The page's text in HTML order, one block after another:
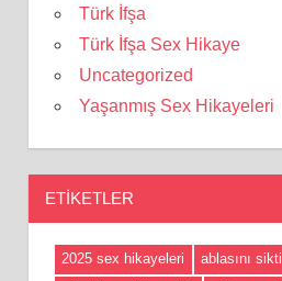
Türk İfşa
Türk İfşa Sex Hikaye
Uncategorized
Yaşanmış Sex Hikayeleri
ETIKETLER
2025 sex hikayeleri
ablasını sikti